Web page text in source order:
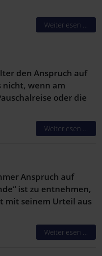
Weiterlesen …
den Anspruch auf
nicht, wenn am
oder die
Weiterlesen …
Anspruch auf
ist zu entnehmen,
mit seinem Urteil aus
Weiterlesen …